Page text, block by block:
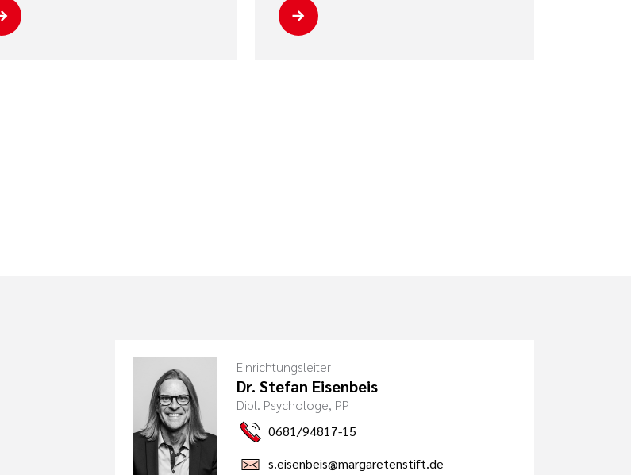
Einrichtungsleiter
Dr. Stefan Eisenbeis
Dipl. Psychologe, PP
0681/94817-15
s.eisenbeis@margaretenstift.de